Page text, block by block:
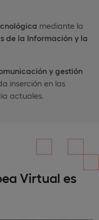
mediante la
de la Información y la
y gestión
inserción en las
actuales.
Virtual es